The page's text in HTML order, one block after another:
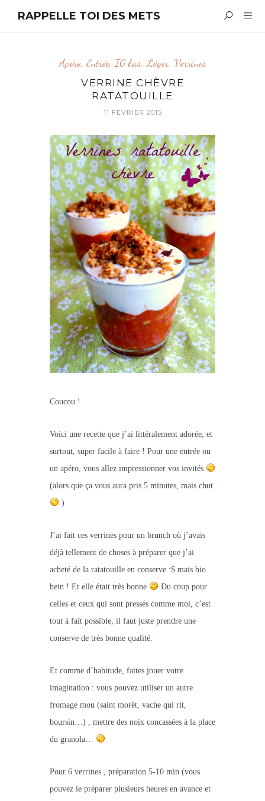
RAPPELLE TOI DES METS
Apéro, Entrée, IG bas,Léger, Verrines
VERRINE CHÈVRE
RATATOUILLE
11 FÉVRIER 2015
Coucou !
Voici une recette que j’ai littéralement adorée, et
surtout, super facile à faire ! Pour une entrée ou
un apéro, vous allez impressionner vos invités
(alors que ça vous aura pris 5 minutes, mais chut
)
J’ai fait ces verrines pour un brunch où j’avais
déjà tellement de choses à préparer que j’ai
acheté de la ratatouille en conserve :$ mais bio
hein ! Et elle était très bonne
Du coup pour
celles et ceux qui sont pressés comme moi, c’est
tout à fait possible, il faut juste prendre une
conserve de très bonne qualité.
Et comme d’habitude, faites jouer votre
imagination : vous pouvez utiliser un autre
fromage mou (saint morêt, vache qui rit,
boursin…) , mettre des noix concassées à la place
du granola…
Pour 6 verrines , préparation 5-10 min (vous
pouvez le préparer plusieurs heures en avance et